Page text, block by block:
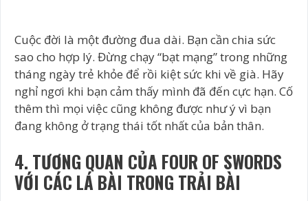
Cuộc đời là một đường đua dài. Bạn cần chia sức
sao cho hợp lý. Đừng chạy “bạt mạng” trong những
tháng ngày trẻ khỏe để rồi kiệt sức khi về già. Hãy
nghỉ ngơi khi bạn cảm thấy mình đã đến cực hạn. Cố
thêm thì mọi việc cũng không được như ý vì bạn
đang không ở trạng thái tốt nhất của bản thân.
4. TƯƠNG QUAN CỦA FOUR OF SWORDS
VỚI CÁC LÁ BÀI TRONG TRẢI BÀI